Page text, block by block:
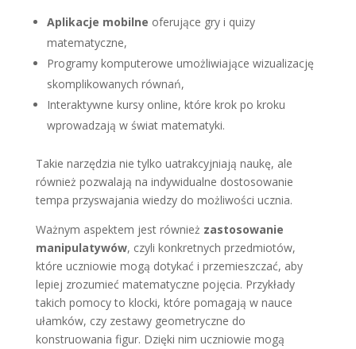
Aplikacje mobilne oferujące gry i quizy
matematyczne,
Programy komputerowe umożliwiające wizualizację
skomplikowanych równań,
Interaktywne kursy online, które krok po kroku
wprowadzają w świat matematyki.
Takie narzędzia nie tylko uatrakcyjniają naukę, ale
również pozwalają na indywidualne dostosowanie
tempa przyswajania wiedzy do możliwości ucznia.
Ważnym aspektem jest również zastosowanie
manipulatywów, czyli konkretnych przedmiotów,
które uczniowie mogą dotykać i przemieszczać, aby
lepiej zrozumieć matematyczne pojęcia. Przykłady
takich pomocy to klocki, które pomagają w nauce
ułamków, czy zestawy geometryczne do
konstruowania figur. Dzięki nim uczniowie mogą